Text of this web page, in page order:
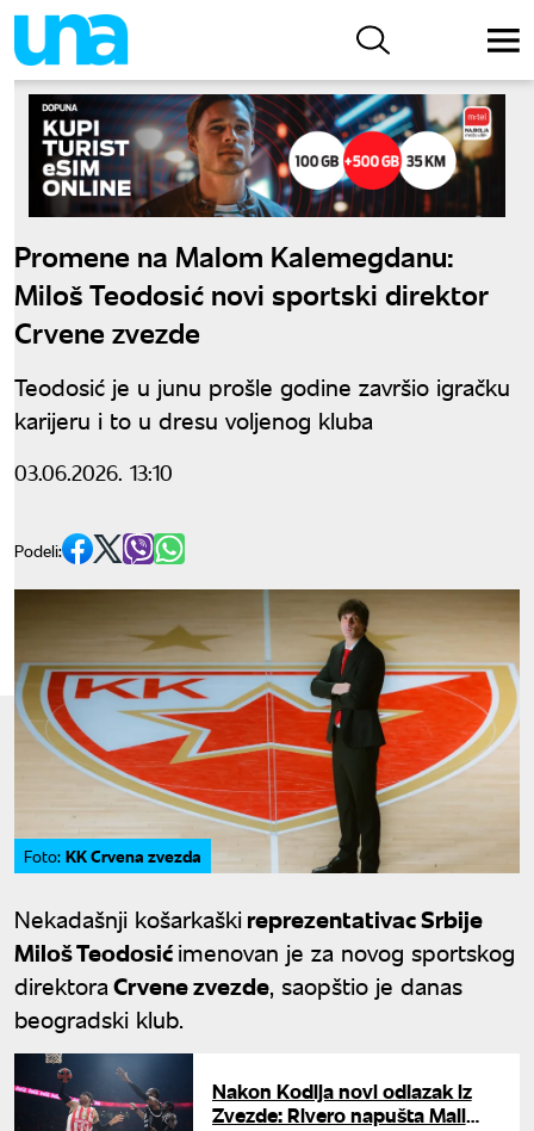
Promene na Malom Kalemegdanu:
Miloš Teodosić novi sportski direktor
Crvene zvezde
Teodosić je u junu prošle godine završio igračku
karijeru i to u dresu voljenog kluba
03.06.2026. 13:10
Podeli:
Foto: KK Crvena zvezda
Nekadašnji košarkaški reprezentativac Srbije
Miloš Teodosićimenovan je za novog sportskog
direktoraCrvene zvezde, saopštio je danas
beogradski klub.
Nakon Kodija novi odlazak iz
Zvezde: Rivero napušta Mali